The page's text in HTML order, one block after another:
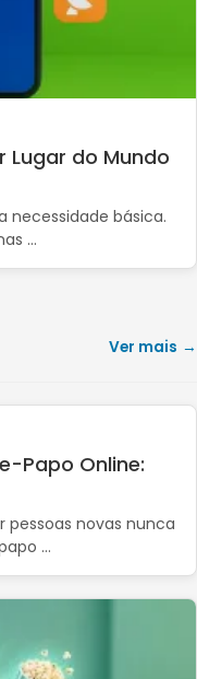
Lugar do Mundo
necessidade básica.
…
Ver mais
Papo Online:
pessoas novas nunca
…